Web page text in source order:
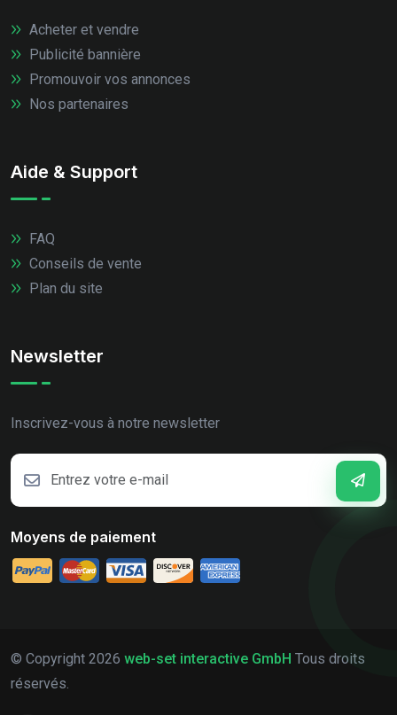
Acheter et vendre
Publicité bannière
Promouvoir vos annonces
Nos partenaires
Aide & Support
FAQ
Conseils de vente
Plan du site
Newsletter
Inscrivez-vous à notre newsletter
Moyens de paiement
© Copyright 2026 web-set interactive GmbH Tous droits
réservés.